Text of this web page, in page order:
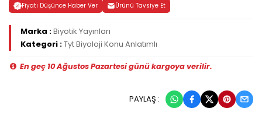
Fiyatı Düşünce Haber Ver Ürünü Tavsiye Et
Marka :Biyotik Yayınları
Kategori :Tyt Biyoloji Konu Anlatımlı
En geç 10 Ağustos Pazartesi günü kargoya verilir.
PAYLAŞ :